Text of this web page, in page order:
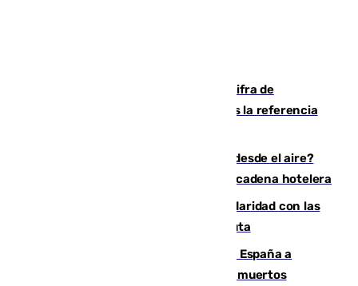
El Gobierno mantiene en 72.000 la cifra de
inmigrantes que entraron en Ceuta tras la referencia
¿200.000 euros para ver el eclipse desde el aire?
Así es el exclusivo pack que ofrece una cadena hotelera
Concentración en Algeciras en solidaridad con las
víctimas de la crisis humanitaria en Ceuta
Sánchez traslada la "solidaridad" de España a
Colombia tras el terremoto que deja 111 muertos